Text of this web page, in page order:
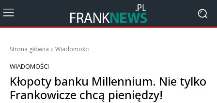
Strona główna Wiadomości
WIADOMOŚCI
Kłopoty banku Millennium. Nie tylko
Frankowicze chcą pieniędzy!